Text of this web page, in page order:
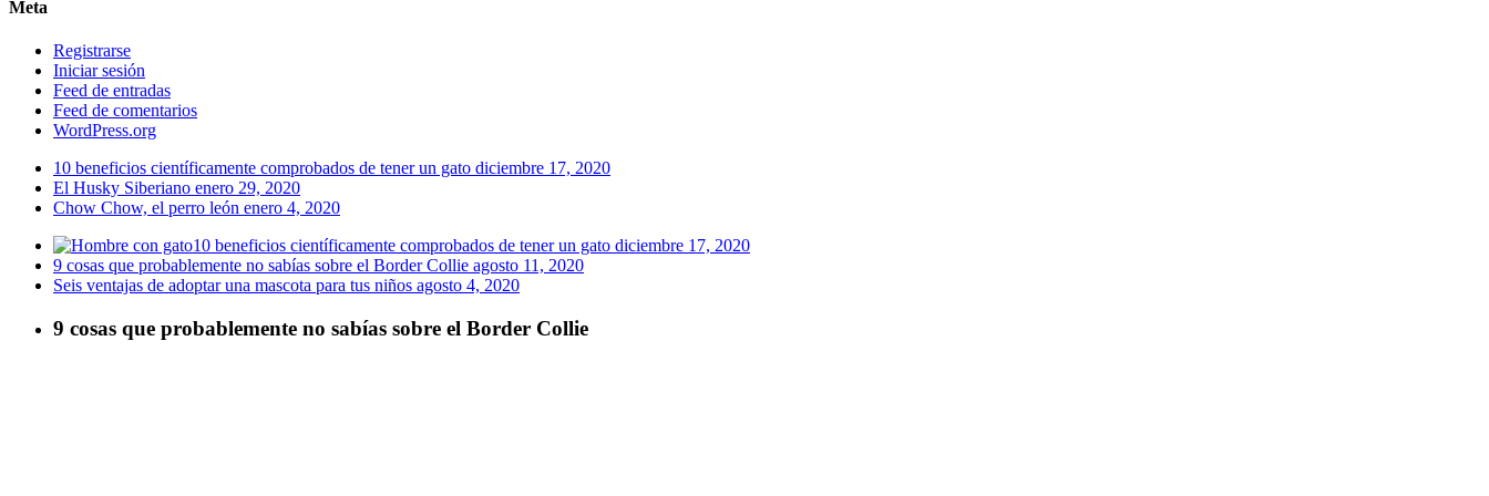
Meta
Registrarse
Iniciar sesión
Feed de entradas
Feed de comentarios
WordPress.org
10 beneficios científicamente comprobados de tener un gato diciembre 17, 2020
El Husky Siberiano enero 29, 2020
Chow Chow, el perro león enero 4, 2020
10 beneficios científicamente comprobados de tener un gato diciembre 17, 2020
9 cosas que probablemente no sabías sobre el Border Collie agosto 11, 2020
Seis ventajas de adoptar una mascota para tus niños agosto 4, 2020
9 cosas que probablemente no sabías sobre el Border Collie